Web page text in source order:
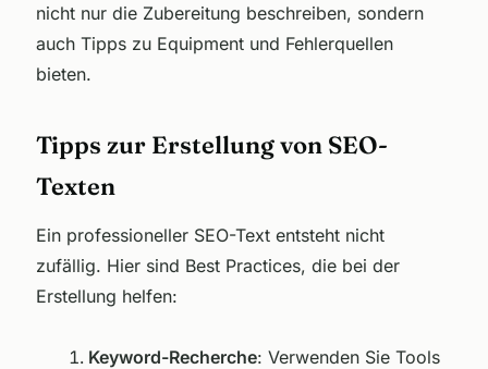
nicht nur die Zubereitung beschreiben, sondern
auch Tipps zu Equipment und Fehlerquellen
bieten.
Tipps zur Erstellung von SEO-
Texten
Ein professioneller SEO-Text entsteht nicht
zufällig. Hier sind Best Practices, die bei der
Erstellung helfen:
Keyword-Recherche: Verwenden Sie Tools